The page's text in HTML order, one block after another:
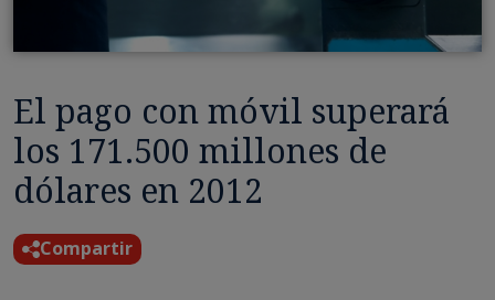
El pago con móvil superará
los 171.500 millones de
dólares en 2012
Compartir